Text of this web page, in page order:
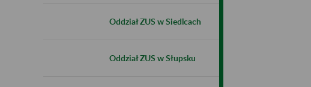
Oddział ZUS w Siedlcach
Oddział ZUS w Słupsku